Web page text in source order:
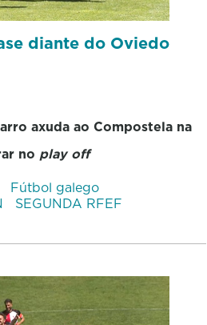
diante do Oviedo
axuda ao Compostela na
no play off
Fútbol galego
SEGUNDA RFEF